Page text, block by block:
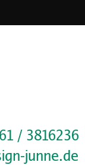
/ 3816236
junne.de